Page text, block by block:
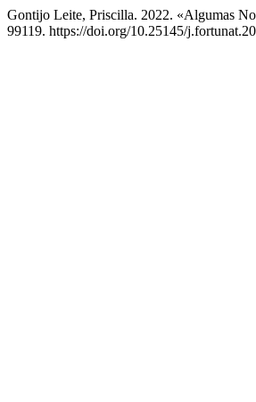
Gontijo Leite, Priscilla. 2022. «Algumas
99119. https://doi.org/10.25145/